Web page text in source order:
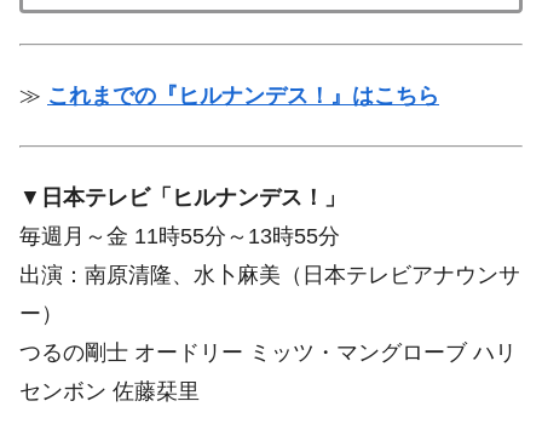
≫ これまでの『ヒルナンデス！』はこちら
▼ 日本テレビ「ヒルナンデス！」
毎週月～金 11時55分～13時55分
出演：南原清隆、水卜麻美（日本テレビアナウンサ
ー）
つるの剛士 オードリー ミッツ・マングローブ ハリ
センボン 佐藤栞里